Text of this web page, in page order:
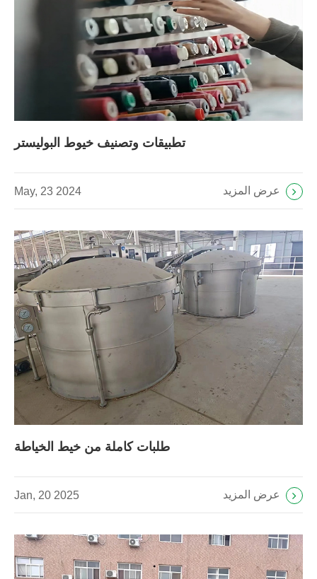
تطبيقات وتصنيف خيوط البوليستر
May, 23 2024 عرض المزيد
طلبات كاملة من خيط الخياطة
Jan, 20 2025 عرض المزيد